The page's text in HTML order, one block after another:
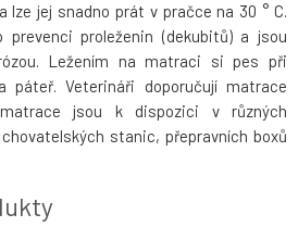
lze jej snadno prát v pračce na 30 ° C.
prevenci proleženin (dekubitů) a jsou
Ležením na matraci si pes při
páteř. Veterináři doporučují matrace
jsou k dispozici v různých
stanic, přepravních boxů